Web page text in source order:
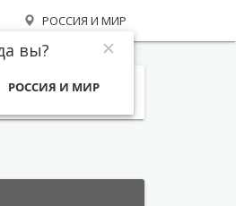
РОССИЯ И МИР
вы?
РОССИЯ И МИР